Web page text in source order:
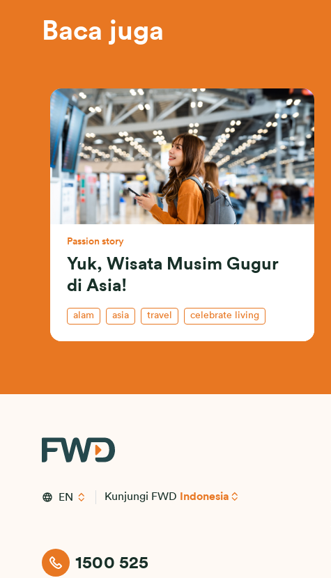
Baca juga
Passion story
Yuk, Wisata Musim Gugur
di Asia!
alam asia travel celebrate living
EN Kunjungi FWD Indonesia
1500 525